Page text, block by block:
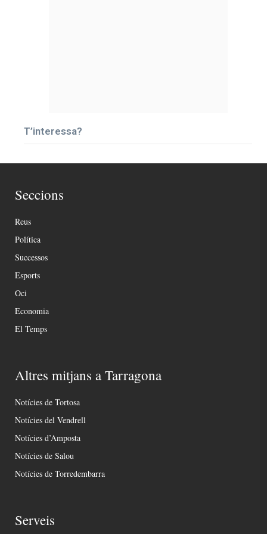
T’interessa?
Seccions
Reus
Política
Successos
Esports
Oci
Economia
El Temps
Altres mitjans a Tarragona
Notícies de Tortosa
Notícies del Vendrell
Notícies d’Amposta
Notícies de Salou
Notícies de Torredembarra
Serveis